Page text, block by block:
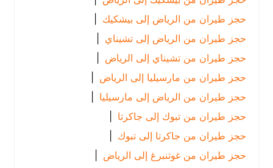
حجز طيران من الرياض إلى بيشكيك |
حجز طيران من الرياض إلى تشيناي |
حجز طيران من تشيناي إلى الرياض
|
حجز طيران من مارسيليا إلى الرياض
|
حجز طيران من الرياض إلى مارسيليا |
حجز طيران من تبوك إلى جاكرتا
|
حجز طيران من جاكرتا إلى تبوك
|
حجز طيران من غوتنبرغ إلى الرياض
|